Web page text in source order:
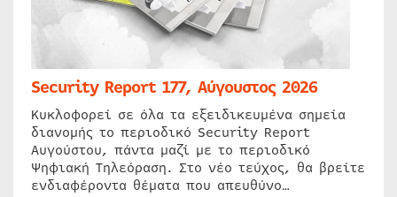
Security Report 177, Αύγουστος 2026
Κυκλοφορεί σε όλα τα εξειδικευμένα σημεία
διανομής το περιοδικό Security Report
Αυγούστου, πάντα μαζί με το περιοδικό
Ψηφιακή Τηλεόραση. Στο νέο τεύχος, θα βρείτε
ενδιαφέροντα θέματα που απευθύνο…